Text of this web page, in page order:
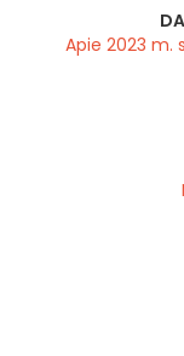
Apie 2023 m.